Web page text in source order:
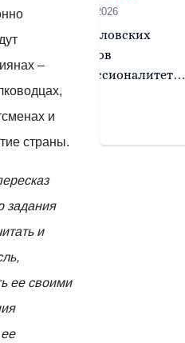
–
и
страны.
задания
и
ее своими
всей России
24 марта 2026
10 свердловских
кластеров
«Профессионалитета»
признаны
высокоэффективными